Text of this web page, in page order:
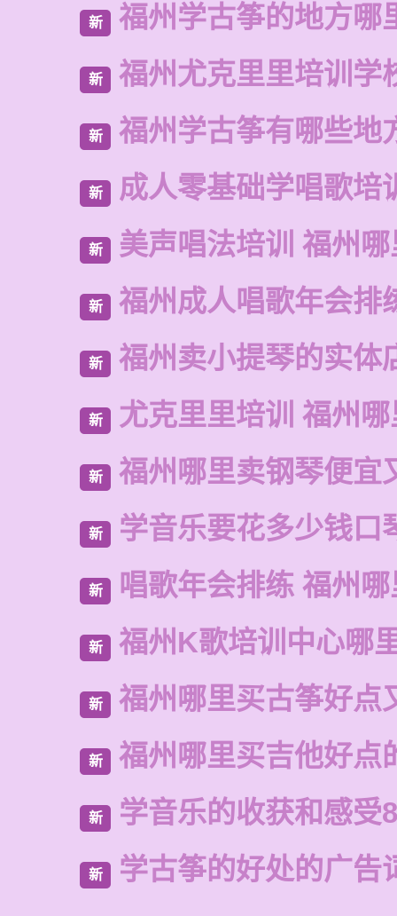
新 福州学古筝的地方哪
新 福州尤克里里培训学
新 福州学古筝有哪些地
新 成人零基础学唱歌培
新 美声唱法培训 福州
新 福州成人唱歌年会排
新 福州卖小提琴的实体
新 尤克里里培训 福州
新 福州哪里卖钢琴便宜
新 学音乐要花多少钱口
新 唱歌年会排练 福州
新 福州K歌培训中心哪
新 福州哪里买古筝好点
新 福州哪里买吉他好点
新 学音乐的收获和感受
新 学古筝的好处的广告